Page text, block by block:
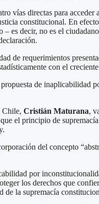
vías directas para
constitucional. En
es decir, no es el
de requerimientos
con el
de
Chile, Cristián Maturana,
el principio de
del concepto
por
los derechos que
de la supremacía